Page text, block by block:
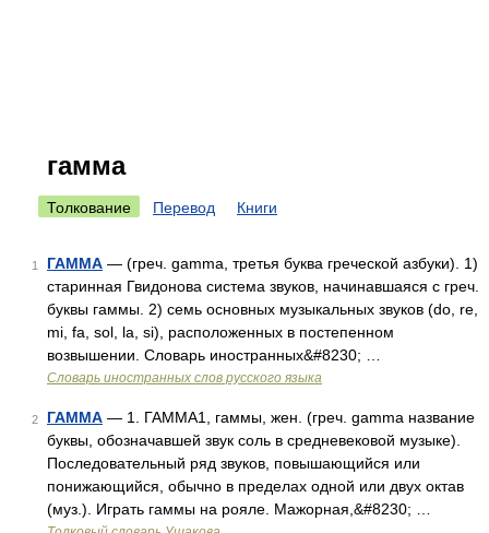
гамма
Толкование Перевод Книги
1 ГАММА — (греч. gamma, третья буква греческой азбуки). 1)
старинная Гвидонова система звуков, начинавшаяся с греч.
буквы гаммы. 2) семь основных музыкальных звуков (do, re,
mi, fa, sol, la, si), расположенных в постепенном
возвышении. Словарь иностранных&#8230; …
Словарь иностранных слов русского языка
2 ГАММА — 1. ГАММА1, гаммы, жен. (греч. gamma название
буквы, обозначавшей звук соль в средневековой музыке).
Последовательный ряд звуков, повышающийся или
понижающийся, обычно в пределах одной или двух октав
(муз.). Играть гаммы на рояле. Мажорная,&#8230; …